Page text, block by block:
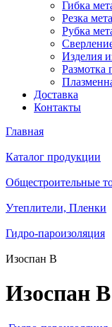
Гибка
Резка
Рубка
Изделия
Размотка
Доставка
Контакты
Главная
Каталог продукции
Общестроительные
Утеплители, Пленки
Гидро-пароизоляция
Изоспан B
Изоспан B